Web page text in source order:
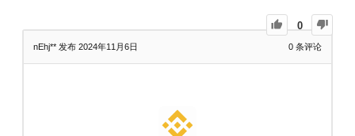
0
nEhj** 发布 2024年11月6日 0 条评论